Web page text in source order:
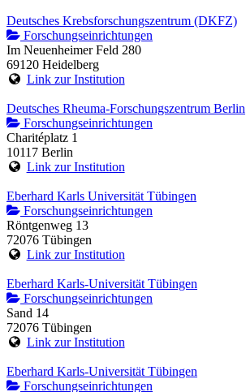
Deutsches Krebsforschungszentrum (DKFZ)
Forschungseinrichtungen
Im Neuenheimer Feld 280
69120 Heidelberg
Link zur Institution
Deutsches Rheuma-Forschungszentrum Berlin
Forschungseinrichtungen
Charitéplatz 1
10117 Berlin
Link zur Institution
Eberhard Karls Universität Tübingen
Forschungseinrichtungen
Röntgenweg 13
72076 Tübingen
Link zur Institution
Eberhard Karls-Universität Tübingen
Forschungseinrichtungen
Sand 14
72076 Tübingen
Link zur Institution
Eberhard Karls-Universität Tübingen
Forschungseinrichtungen